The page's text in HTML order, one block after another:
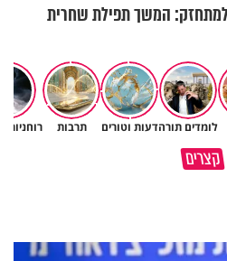
למתחזק: המשך תפילת שחרית
לומדים תורהדעות וטורים תרבות רוחניות
קצרים
מחדש
גם השולחן שבת שאתם מסדרים